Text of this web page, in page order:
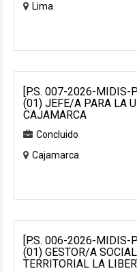
Lima
[P.S. 007-2026-MIDIS-
(01) JEFE/A PARA LA
CAJAMARCA
Concluido
Cajamarca
[P.S. 006-2026-MIDIS-
(01) GESTOR/A
TERRITORIAL LA